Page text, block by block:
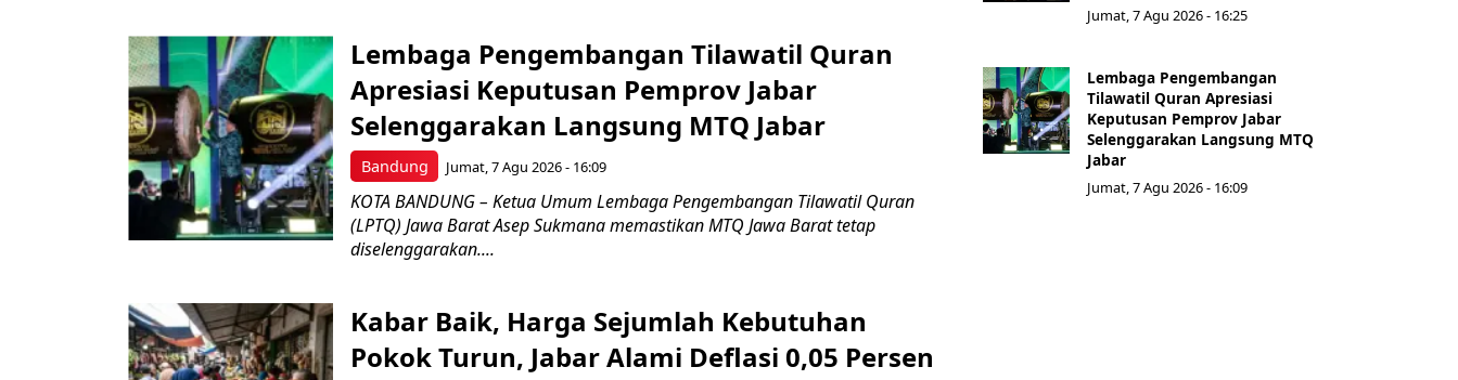
Bandung
Lembaga Pengembangan Tilawatil Quran
Apresiasi Keputusan Pemprov Jabar
Selenggarakan Langsung MTQ Jabar
Jumat, 7 Agu 2026 - 16:09
KOTA BANDUNG – Ketua Umum Lembaga Pengembangan Tilawatil Quran
(LPTQ) Jawa Barat Asep Sukmana memastikan MTQ Jawa Barat tetap
diselenggarakan....
Kabar Baik, Harga Sejumlah Kebutuhan
Pokok Turun, Jabar Alami Deflasi 0,05 Persen
Jumat, 7 Agu 2026 - 16:25
Lembaga Pengembangan
Tilawatil Quran Apresiasi
Keputusan Pemprov Jabar
Selenggarakan Langsung MTQ
Jabar
Jumat, 7 Agu 2026 - 16:09